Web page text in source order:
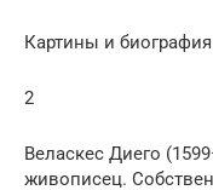
Картины и
2
Веласкес Диего
живописец.